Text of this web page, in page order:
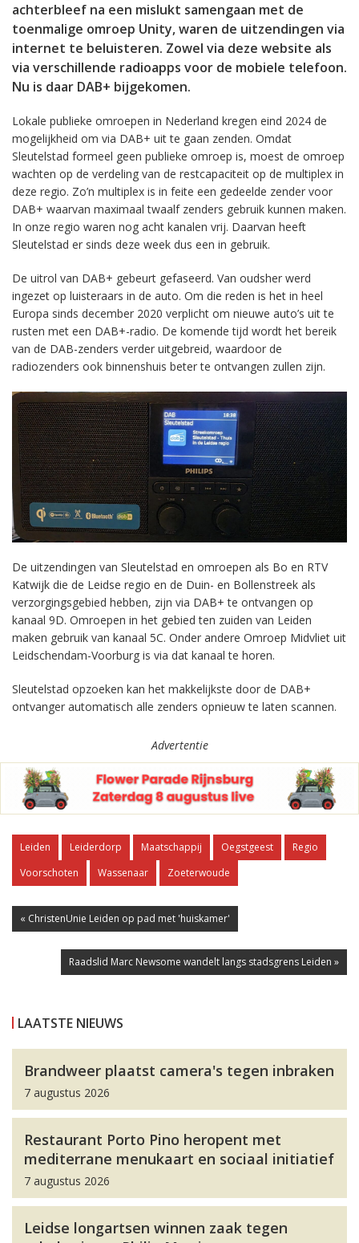
achterbleef na een mislukt samengaan met de
toenmalige omroep Unity, waren de uitzendingen via
internet te beluisteren. Zowel via deze website als
via verschillende radioapps voor de mobiele telefoon.
Nu is daar DAB+ bijgekomen.
Lokale publieke omroepen in Nederland kregen eind 2024 de
mogelijkheid om via DAB+ uit te gaan zenden. Omdat
Sleutelstad formeel geen publieke omroep is, moest de omroep
wachten op de verdeling van de restcapaciteit op de multiplex in
deze regio. Zo’n multiplex is in feite een gedeelde zender voor
DAB+ waarvan maximaal twaalf zenders gebruik kunnen maken.
In onze regio waren nog acht kanalen vrij. Daarvan heeft
Sleutelstad er sinds deze week dus een in gebruik.
De uitrol van DAB+ gebeurt gefaseerd. Van oudsher werd
ingezet op luisteraars in de auto. Om die reden is het in heel
Europa sinds december 2020 verplicht om nieuwe auto’s uit te
rusten met een DAB+-radio. De komende tijd wordt het bereik
van de DAB-zenders verder uitgebreid, waardoor de
radiozenders ook binnenshuis beter te ontvangen zullen zijn.
De uitzendingen van Sleutelstad en omroepen als Bo en RTV
Katwijk die de Leidse regio en de Duin- en Bollenstreek als
verzorgingsgebied hebben, zijn via DAB+ te ontvangen op
kanaal 9D. Omroepen in het gebied ten zuiden van Leiden
maken gebruik van kanaal 5C. Onder andere Omroep Midvliet uit
Leidschendam-Voorburg is via dat kanaal te horen.
Sleutelstad opzoeken kan het makkelijkste door de DAB+
ontvanger automatisch alle zenders opnieuw te laten scannen.
Advertentie
Leiden Leiderdorp Maatschappij Oegstgeest
Regio
Voorschoten
Wassenaar Zoeterwoude
« ChristenUnie Leiden op pad met 'huiskamer'
Raadslid Marc Newsome wandelt langs stadsgrens Leiden »
LAATSTE NIEUWS
Brandweer plaatst camera's tegen inbraken
7 augustus 2026
Restaurant Porto Pino heropent met
mediterrane menukaart en sociaal initiatief
7 augustus 2026
Leidse longartsen winnen zaak tegen